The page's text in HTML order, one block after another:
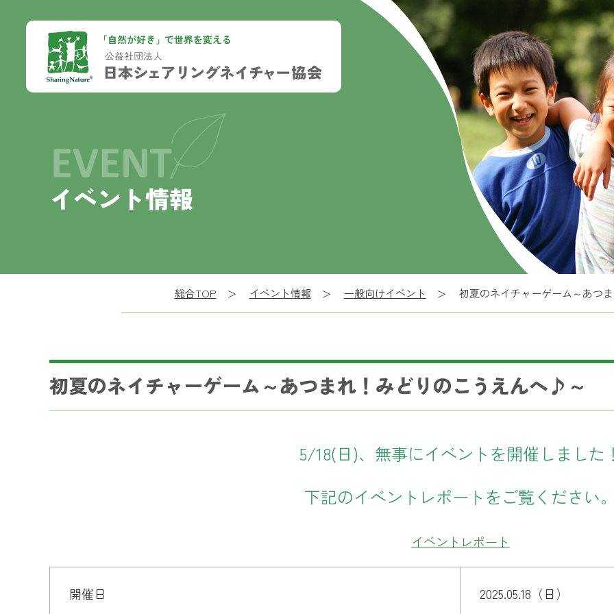
イベント情報
総合TOP イベント情報 一般向けイベント 初夏のネイチャーゲーム～あつ
初夏のネイチャーゲーム～あつまれ！みどりのこうえんへ♪～
5/18(日)、無事にイベントを開催しました
下記のイベントレポートをご覧ください
イベントレポート
開催日 2025.05.18（日）